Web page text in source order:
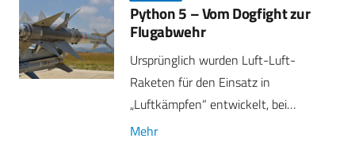
Python 5 – Vom Dogfight zur
Flugabwehr
Ursprünglich wurden Luft-Luft-
Raketen für den Einsatz in
„Luftkämpfen“ entwickelt, bei…
Mehr